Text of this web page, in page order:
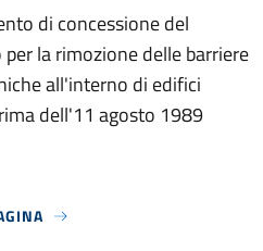
di concessione del
la rimozione delle barriere
all'interno di edifici
dell'11 agosto 1989